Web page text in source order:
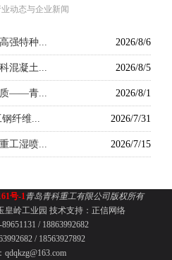
动态与企业新闻
2026/8/6
强特种...
2026/8/5
混凝土...
2026/8/1
质——青...
2026/7/31
纤维...
2026/7/15
工湿喷...
号-1青岛青科重工有限公司版权所有
皇岭工业园 技术支持： 正信网络
/ 18863992682
/ 18563927892